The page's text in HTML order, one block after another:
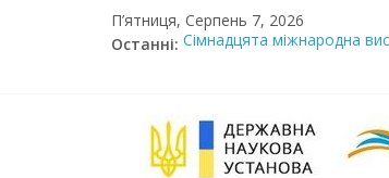
П’ятниця, Серпень 7, 2026
Останні: Сімнадцята міжнародна
МОН пропонує до
Розпочато прийом
Інститут